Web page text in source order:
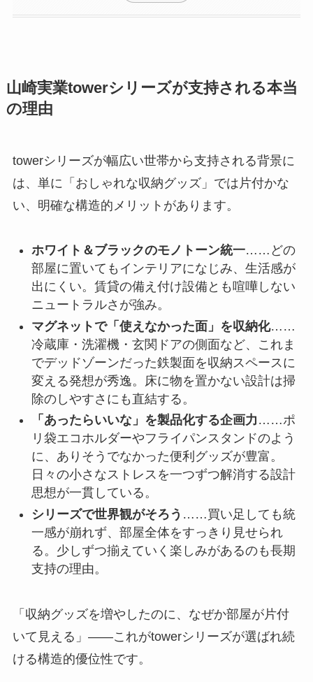
山崎実業towerシリーズが支持される本当
の理由
towerシリーズが幅広い世帯から支持される背景に
は、単に「おしゃれな収納グッズ」では片付かな
い、明確な構造的メリットがあります。
ホワイト＆ブラックのモノトーン統一……どの
部屋に置いてもインテリアになじみ、生活感が
出にくい。賃貸の備え付け設備とも喧嘩しない
ニュートラルさが強み。
マグネットで「使えなかった面」を収納化……
冷蔵庫・洗濯機・玄関ドアの側面など、これま
でデッドゾーンだった鉄製面を収納スペースに
変える発想が秀逸。床に物を置かない設計は掃
除のしやすさにも直結する。
「あったらいいな」を製品化する企画力 ……ポ
リ袋エコホルダーやフライパンスタンドのよう
に、ありそうでなかった便利グッズが豊富。
日々の小さなストレスを一つずつ解消する設計
思想が一貫している。
シリーズで世界観がそろう ……買い足しても統
一感が崩れず、部屋全体をすっきり見せられ
る。少しずつ揃えていく楽しみがあるのも長期
支持の理由。
「収納グッズを増やしたのに、なぜか部屋が片付
いて見える」——これがtowerシリーズが選ばれ続
ける構造的優位性です。